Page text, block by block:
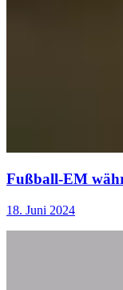
Fußball-EM
18. Juni 2024